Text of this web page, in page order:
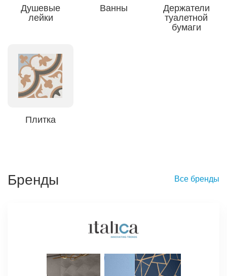
Душевые
лейки
Ванны Держатели
туалетной
бумаги
Плитка
Бренды Все бренды